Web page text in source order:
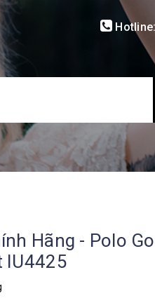
Hotline:
Hãng - Polo
IU4425